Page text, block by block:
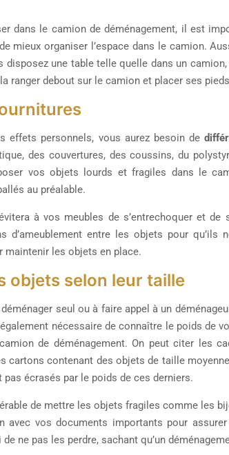
dans le camion de déménagement, il est
mieux organiser l’espace dans le camion.
disposez une table telle quelle dans un
ranger debout sur le camion et placer ses
effets personnels, vous aurez besoin de
des couvertures, des coussins, du
vos objets lourds et fragiles dans le
au préalable.
à vos meubles de s’entrechoquer et
d’ameublement entre les objets pour
maintenir les objets en place.
objets selon leur taille
seul ou à faire appel à un
nécessaire de connaître le poids de
de déménagement. On peut citer les
cartons contenant des objets de taille
pas écrasés par le poids de ces derniers.
de mettre les objets fragiles comme les
avec vos documents importants pour
ne pas les perdre, sachant qu’un